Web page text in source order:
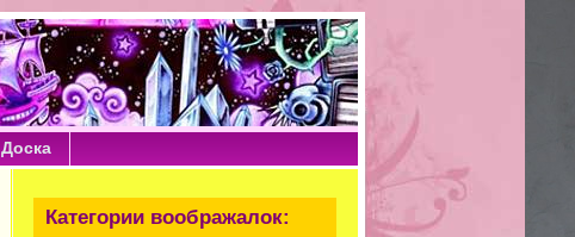
Доска
Категории воображалок: